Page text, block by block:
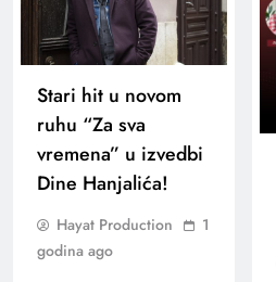
Stari hit u novom
ruhu “Za sva
vremena” u izvedbi
Dine Hanjalića!
Hayat Production
1
godina ago